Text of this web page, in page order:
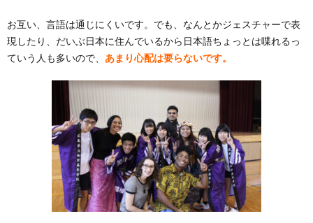
お互い、言語は通じにくいです。でも、なんとかジェスチャーで表
現したり、だいぶ日本に住んでいるから日本語ちょっとは喋れるっ
ていう人も多いので、 あまり心配は要らないです。